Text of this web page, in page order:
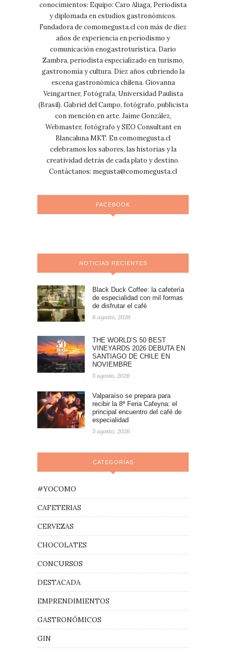
conocimientos: Equipo: Caro Aliaga, Periodista
y diplomada en estudios gastronómicos.
Fundadora de comomegusta.cl con más de diez
años de experiencia en periodismo y
comunicación enogastroturística. Darío
Zambra, periodista especializado en turismo,
gastronomía y cultura. Diez años cubriendo la
escena gastronómica chilena. Giovanna
Veingartner, Fotógrafa, Universidad Paulista
(Brasil). Gabriel del Campo, fotógrafo, publicista
con mención en arte. Jaime González,
Webmaster, fotógrafo y SEO Consultant en
Blancaluna MKT. En comomegusta.cl
celebramos los sabores, las historias y la
creatividad detrás de cada plato y destino.
Contáctanos: megusta@comomegusta.cl
FACEBOOK
NOTICIAS RECIENTES
Black Duck Coffee: la cafetería
de especialidad con mil formas
de disfrutar el café
6 agosto, 2026
THE WORLD’S 50 BEST
VINEYARDS 2026 DEBUTA EN
SANTIAGO DE CHILE EN
NOVIEMBRE
5 agosto, 2026
Valparaíso se prepara para
recibir la 8ª Feria Cafeyna: el
principal encuentro del café de
especialidad
5 agosto, 2026
CATEGORÍAS
#YOCOMO
CAFETERIAS
CERVEZAS
CHOCOLATES
CONCURSOS
DESTACADA
EMPRENDIMIENTOS
GASTRONÓMICOS
GIN